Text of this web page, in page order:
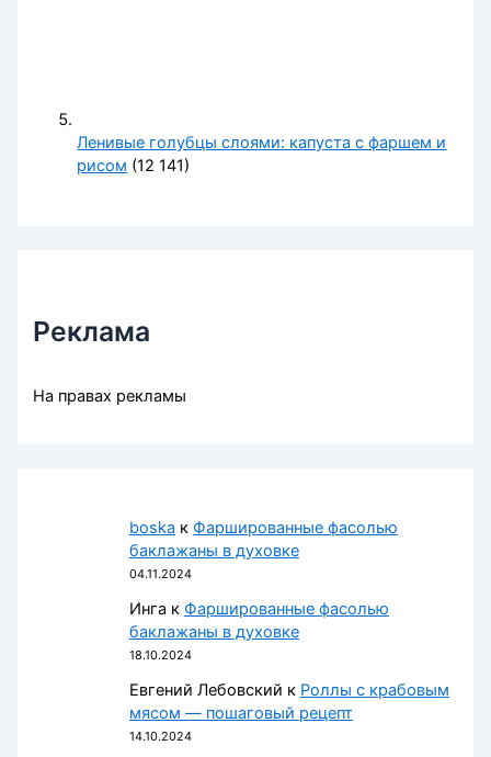
Ленивые голубцы слоями: капуста с фаршем и
рисом (12 141)
Реклама
На правах рекламы
boska к Фаршированные фасолью
баклажаны в духовке
04.11.2024
Инга к Фаршированные фасолью
баклажаны в духовке
18.10.2024
Евгений Лебовский к Роллы с крабовым
мясом — пошаговый рецепт
14.10.2024